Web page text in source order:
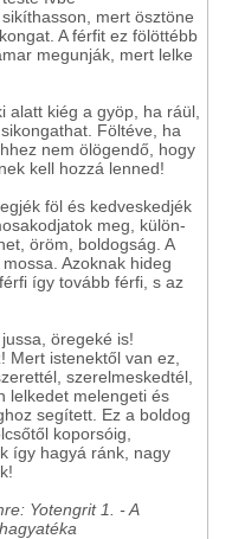
mert ösztöne
A férfit ez fölöttébb
megunják, mert lelke
alatt kiég a gyöp, ha ráül,
Föltéve, ha
nem ölögendő, hogy
kell hozzá lenned!
föl és kedveskedjék
meg, külön-
öröm, boldogság. A
Azoknak hideg
így tovább férfi, s az
öregeké is!
Mert istenektől van ez,
szerelmeskedtél,
lelkedet melengeti és
segített. Ez a boldog
koporsóig,
így hagyá ránk, nagy
Yotengrit 1. - A